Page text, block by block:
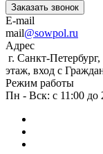
Заказать звонок
E-mail
mail@sowpol.ru
Адрес
г. Санкт-
этаж, вход с
Режим работы
Пн - Вск: с 11:00 до